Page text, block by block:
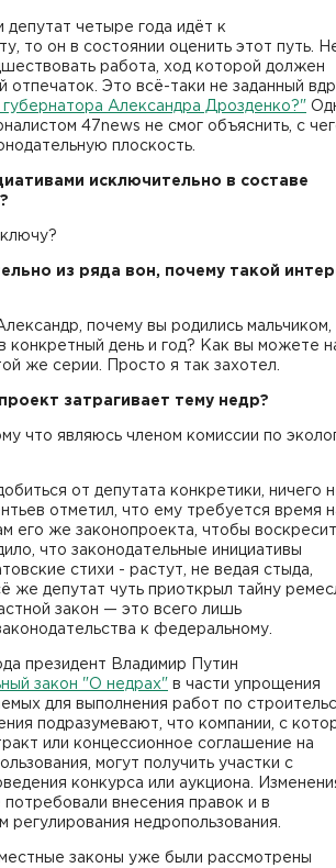
депутат четыре года идёт к
то он в состоянии оценить этот путь.
работа, ход которой должен
отпечаток. Это всё-таки не заданный
Александра Дрозденко?"
47news не смог объяснить, с
плоскость.
исключительно в составе
из ряда вон, почему такой
почему вы родились мальчиком,
конкретный день и год? Как вы можете
же серии. Просто я так захотел.
затрагивает тему недр?
что являюсь членом комиссии по
от депутата конкретики, ничего
отметил, что ему требуется время
его же законопроекта, чтобы
что законодательные инициативы
стихи - растут, не ведая стыда,
же депутат чуть приоткрыл тайну
закон — это всего лишь
к федеральному.
президент Владимир Путин
закон "О недрах" в части упрощения
для выполнения работ по
подразумевают, что компании, с
или концессионное соглашение на
могут получить участки с
конкурса или аукциона.
внесения правок и в
недропользования.
законы уже были рассмотрены